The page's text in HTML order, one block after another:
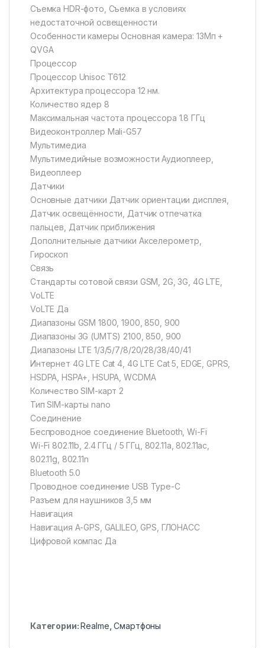
Съемка HDR-фото, Съемка в условиях
недостаточной освещенности
Особенности камеры Основная камера: 13Mп +
QVGA
Процессор
Процессор Unisoc T612
Архитектура процессора 12 нм.
Количество ядер 8
Максимальная частота процессора 1.8 ГГц
Видеоконтроллер Mali-G57
Мультимедиа
Мультимедийные возможности Аудиоплеер,
Видеоплеер
Датчики
Основные датчики Датчик ориентации дисплея,
Датчик освещённости, Датчик отпечатка
пальцев, Датчик приближения
Дополнительные датчики Акселерометр,
Гироскоп
Связь
Стандарты сотовой связи GSM, 2G, 3G, 4G LTE,
VoLTE
VoLTE Да
Диапазоны GSM 1800, 1900, 850, 900
Диапазоны 3G (UMTS) 2100, 850, 900
Диапазоны LTE 1/3/5/7/8/20/28/38/40/41
Интернет 4G LTE Cat 4, 4G LTE Cat 5, EDGE, GPRS,
HSDPA, HSPA+, HSUPA, WCDMA
Количество SIM-карт 2
Тип SIM-карты nano
Соединение
Беспроводное соединение Bluetooth, Wi-Fi
Wi-Fi 802.11b, 2.4 ГГц / 5 ГГц, 802.11a, 802.11ac,
802.11g, 802.11n
Bluetooth 5.0
Проводное соединение USB Type-C
Разъем для наушников 3,5 мм
Навигация
Навигация A-GPS, GALILEO, GPS, ГЛОНАСС
Цифровой компас Да
Категории:Realme ,Смартфоны